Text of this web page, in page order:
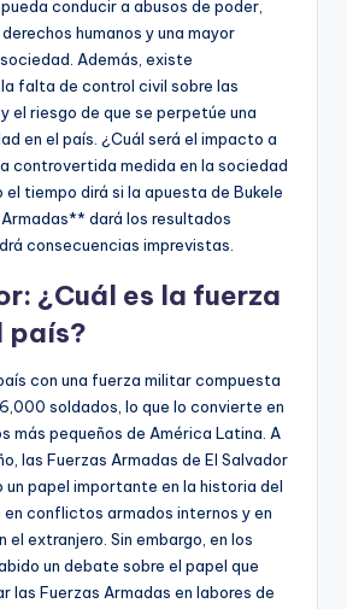
conducir a abusos de poder,
humanos y una mayor
Además, existe
falta de control civil sobre las
el riesgo de que se perpetúe una
en el país. ¿Cuál será el impacto a
controvertida medida en la sociedad
el tiempo dirá si la apuesta de Bukele
dará los resultados
consecuencias imprevistas.
¿Cuál es la fuerza
país?
con una fuerza militar compuesta
soldados, lo que lo convierte en
más pequeños de América Latina. A
las Fuerzas Armadas de El Salvador
un papel importante en la historia del
conflictos armados internos y en
el extranjero. Sin embargo, en los
un debate sobre el papel que
las Fuerzas Armadas en labores de